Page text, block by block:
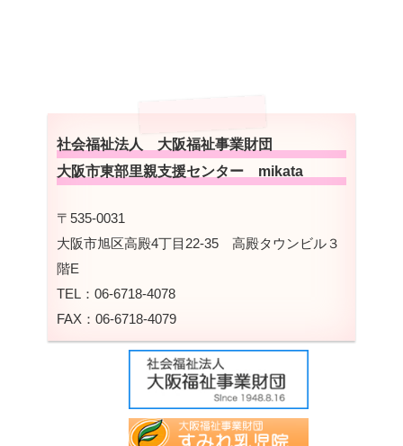
社会福祉法人 大阪福祉事業財団
大阪市東部里親支援センター mikata
〒535-0031
大阪市旭区高殿4丁目22-35 高殿タウンビル３
階E
TEL：06-6718-4078
FAX：06-6718-4079